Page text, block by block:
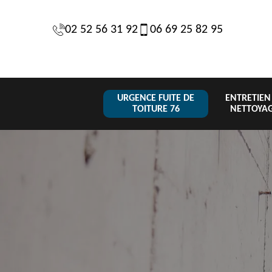
02 52 56 31 92 06 69 25 82 95
URGENCE FUITE DE
TOITURE 76
Urgence fuite
de toiture 76
de
tuile 76